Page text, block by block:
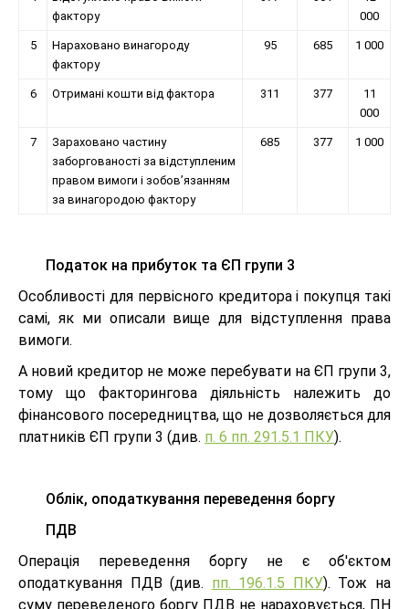
фактору
000
5
Нараховано винагороду
фактору
95 685 1 000
6 Отримані кошти від фактора 311 377
11
000
7
Зараховано частину
заборгованості за відступленим
правом вимоги і зобов’язанням
за винагородою фактору
685 377 1 000
Податок на прибуток та ЄП групи 3
Особливості для первісного кредитора і покупця такі
самі, як ми описали вище для відступлення права
вимоги.
А новий кредитор не може перебувати на ЄП групи 3,
тому що факторингова діяльність належить до
фінансового посередництва, що не дозволяється для
платників ЄП групи 3 (див. п. 6 пп. 291.5.1 ПКУ).
Облік, оподаткування переведення боргу
ПДВ
Операція переведення боргу не є об'єктом
оподаткування ПДВ (див. пп. 196.1.5 ПКУ). Тож на
суму переведеного боргу ПДВ не нараховується, ПН